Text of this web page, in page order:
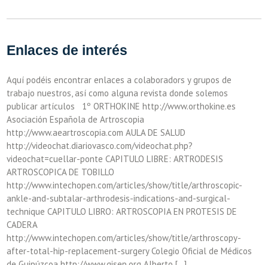
Enlaces de interés
Aquí podéis encontrar enlaces a colaboradors y grupos de
trabajo nuestros, así como alguna revista donde solemos
publicar artículos 1º ORTHOKINE http://www.orthokine.es
Asociación Española de Artroscopia
http://www.aeartroscopia.com AULA DE SALUD
http://videochat.diariovasco.com/videochat.php?
videochat=cuellar-ponte CAPITULO LIBRE: ARTRODESIS
ARTROSCOPICA DE TOBILLO
http://www.intechopen.com/articles/show/title/arthroscopic-
ankle-and-subtalar-arthrodesis-indications-and-surgical-
technique CAPITULO LIBRO: ARTROSCOPIA EN PROTESIS DE
CADERA
http://www.intechopen.com/articles/show/title/arthroscopy-
after-total-hip-replacement-surgery Colegio Oficial de Médicos